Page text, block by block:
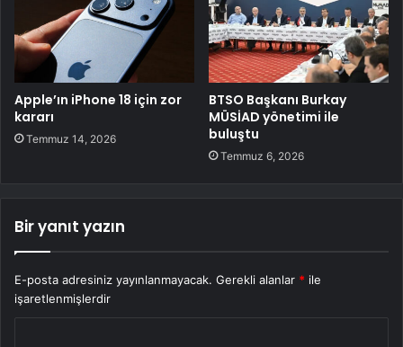
Apple’ın iPhone 18 için zor
kararı
Temmuz 14, 2026
BTSO Başkanı Burkay
MÜSİAD yönetimi ile
buluştu
Temmuz 6, 2026
Bir yanıt yazın
E-posta adresiniz yayınlanmayacak. Gerekli alanlar * ile
işaretlenmişlerdir